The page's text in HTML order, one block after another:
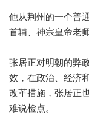
他从荆州的一个普
首辅、神宗皇帝老
张居正对明朝的弊
效，在政治、经济
改革措施，张居正
难说检点。